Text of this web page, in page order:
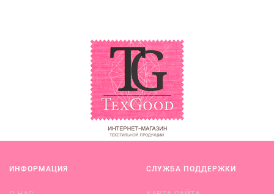
ИНФОРМАЦИЯ СЛУЖБА ПОДДЕРЖКИ